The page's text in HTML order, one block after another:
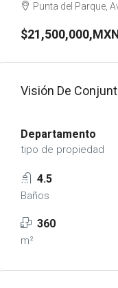
Punta del Parque, Avenida Santa
Visión De
Departamento
tipo de propiedad
4.5
Baños
360
m²